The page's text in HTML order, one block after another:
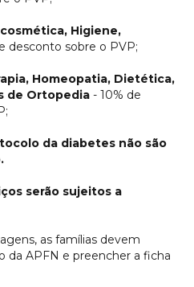
Higiene,
desconto sobre o PVP;
Homeopatia, Dietética,
de Ortopedia - 10% de
da diabetes não são
serão sujeitos a
as famílias devem
da APFN e preencher a ficha